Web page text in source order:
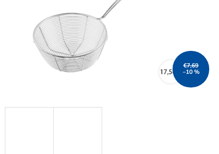
€7,69
–10 %